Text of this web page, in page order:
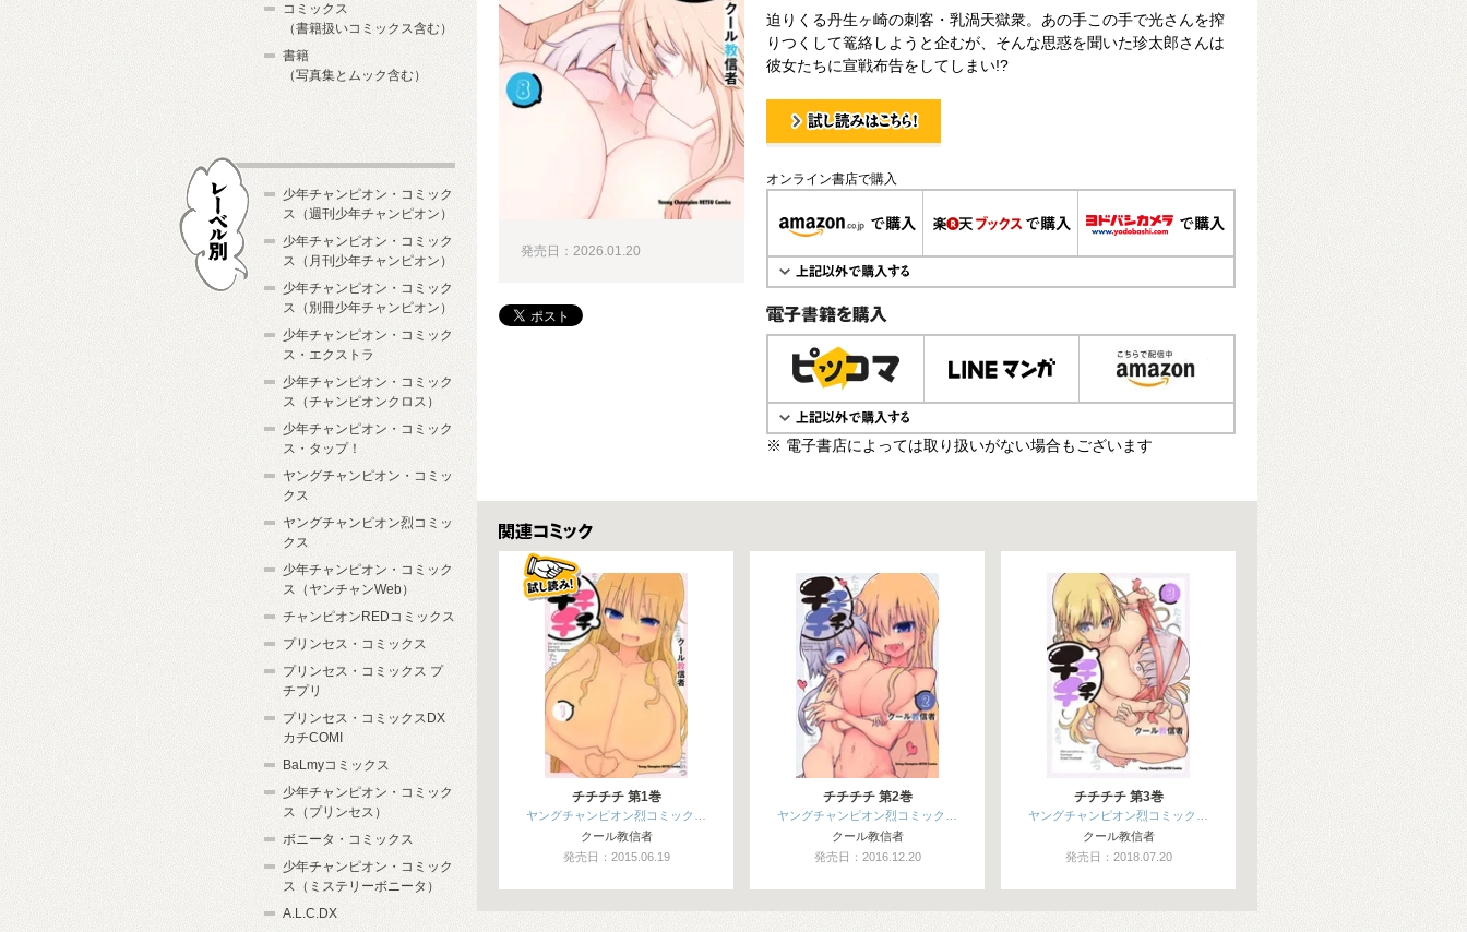
迫りくる丹生ヶ崎の刺客・乳渦天獄衆。あの手この手で光さんを搾
りつくして篭絡しようと企むが、そんな思惑を聞いた珍太郎さんは
彼女たちに宣戦布告をしてしまい!?
オンライン書店で購入
電子書籍で購入
※ 電子書店によっては取り扱いがない場合もございます
発売日：2026.01.20
関連コミックス
チチチチ 第1巻
ヤングチャンピオン烈コミック…
クール教信者
発売日：2015.06.19
チチチチ 第2巻
ヤングチャンピオン烈コミック…
クール教信者
発売日：2016.12.20
チチチチ 第3巻
ヤングチャンピオン烈コミック…
クール教信者
発売日：2018.07.20
コミックス
（書籍扱いコミックス含む）
書籍
（写真集とムック含む）
少年チャンピオン・コミック
ス（週刊少年チャンピオン）
少年チャンピオン・コミック
ス（月刊少年チャンピオン）
少年チャンピオン・コミック
ス（別冊少年チャンピオン）
少年チャンピオン・コミック
ス・エクストラ
少年チャンピオン・コミック
ス（チャンピオンクロス）
少年チャンピオン・コミック
ス・タップ！
ヤングチャンピオン・コミッ
クス
ヤングチャンピオン烈コミッ
クス
少年チャンピオン・コミック
ス（ヤンチャンWeb）
チャンピオンREDコミックス
プリンセス・コミックス
プリンセス・コミックス プ
チプリ
プリンセス・コミックスDX
カチCOMI
BaLmyコミックス
少年チャンピオン・コミック
ス（プリンセス）
ボニータ・コミックス
少年チャンピオン・コミック
ス（ミステリーボニータ）
A.L.C.DX